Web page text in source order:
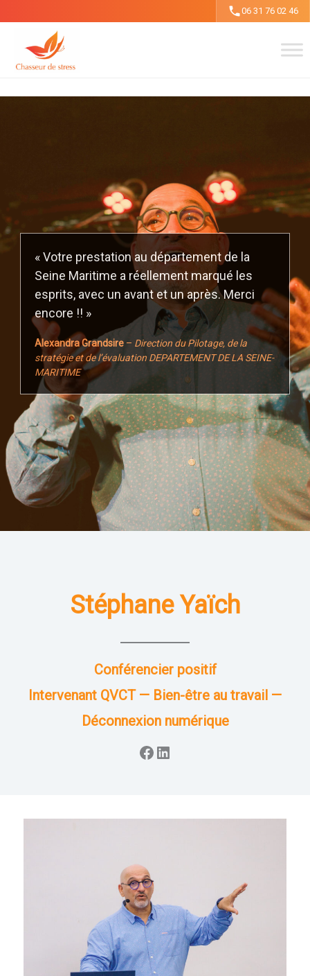
contenu
06 31 76 02 46
« Votre prestation au département de la
Seine Maritime a réellement marqué les
esprits, avec un avant et un après. Merci
encore !! »
Alexandra Grandsire – Direction du Pilotage, de la
stratégie et de l’évaluation DEPARTEMENT DE LA SEINE-
MARITIME
Stéphane Yaïch
Conférencier positif
Intervenant QVCT — Bien-être au travail —
Déconnexion numérique
Facebook
LinkedIn